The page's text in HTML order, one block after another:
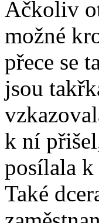
Ačkoliv
možné
přece se
jsou
k ní
posílala k
Také